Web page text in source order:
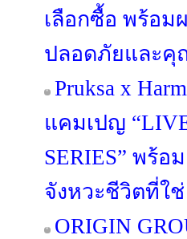
เลือกซื้อ พร้อ
ปลอดภัยและคุ
Pruksa x
แคมเปญ
SERIES” พร้
จังหวะชีวิตที่ใ
ORIGIN